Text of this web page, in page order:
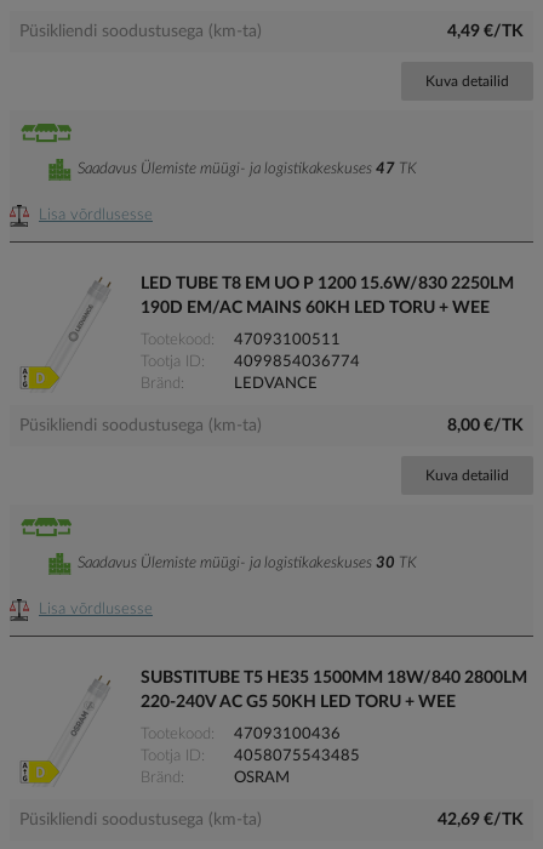
Püsikliendi soodustusega (km-ta) 4,49 €/TK
Kuva detailid
Lisa võrdlusesse
Saadavus Ülemiste müügi- ja logistikakeskuses 47 TK
LED TUBE T8 EM UO P 1200 15.6W/830 2250LM
190D EM/AC MAINS 60KH LED TORU + WEE
Tootekood
47093100511
Tootja ID
4099854036774
Bränd
LEDVANCE
Püsikliendi soodustusega (km-ta) 8,00 €/TK
Kuva detailid
Lisa võrdlusesse
Saadavus Ülemiste müügi- ja logistikakeskuses 30 TK
SUBSTITUBE T5 HE35 1500MM 18W/840 2800LM
220-240V AC G5 50KH LED TORU + WEE
Tootekood
47093100436
Tootja ID
4058075543485
Bränd
OSRAM
Püsikliendi soodustusega (km-ta) 42,69 €/TK